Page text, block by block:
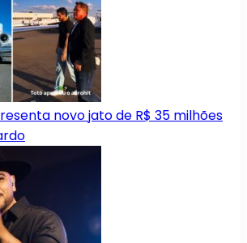
novo jato de R$ 35 milhões